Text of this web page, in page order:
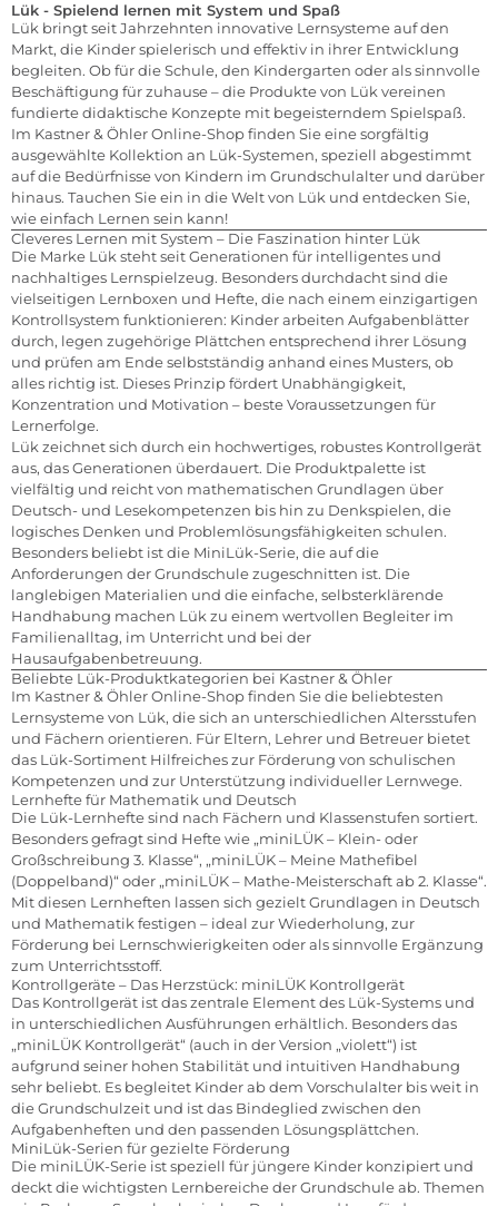
Lük - Spielend lernen mit System und Spaß
Lük bringt seit Jahrzehnten innovative Lernsysteme auf den
Markt, die Kinder spielerisch und effektiv in ihrer Entwicklung
begleiten. Ob für die Schule, den Kindergarten oder als sinnvolle
Beschäftigung für zuhause – die Produkte von Lük vereinen
fundierte didaktische Konzepte mit begeisterndem Spielspaß.
Im Kastner & Öhler Online-Shop finden Sie eine sorgfältig
ausgewählte Kollektion an Lük-Systemen, speziell abgestimmt
auf die Bedürfnisse von Kindern im Grundschulalter und darüber
hinaus. Tauchen Sie ein in die Welt von Lük und entdecken Sie,
wie einfach Lernen sein kann!
Cleveres Lernen mit System – Die Faszination hinter Lük
Die Marke Lük steht seit Generationen für intelligentes und
nachhaltiges Lernspielzeug. Besonders durchdacht sind die
vielseitigen Lernboxen und Hefte, die nach einem einzigartigen
Kontrollsystem funktionieren: Kinder arbeiten Aufgabenblätter
durch, legen zugehörige Plättchen entsprechend ihrer Lösung
und prüfen am Ende selbstständig anhand eines Musters, ob
alles richtig ist. Dieses Prinzip fördert Unabhängigkeit,
Konzentration und Motivation – beste Voraussetzungen für
Lernerfolge.
Lük zeichnet sich durch ein hochwertiges, robustes Kontrollgerät
aus, das Generationen überdauert. Die Produktpalette ist
vielfältig und reicht von mathematischen Grundlagen über
Deutsch- und Lesekompetenzen bis hin zu Denkspielen, die
logisches Denken und Problemlösungsfähigkeiten schulen.
Besonders beliebt ist die MiniLük-Serie, die auf die
Anforderungen der Grundschule zugeschnitten ist. Die
langlebigen Materialien und die einfache, selbsterklärende
Handhabung machen Lük zu einem wertvollen Begleiter im
Familienalltag, im Unterricht und bei der
Hausaufgabenbetreuung.
Beliebte Lük-Produktkategorien bei Kastner & Öhler
Im Kastner & Öhler Online-Shop finden Sie die beliebtesten
Lernsysteme von Lük, die sich an unterschiedlichen Altersstufen
und Fächern orientieren. Für Eltern, Lehrer und Betreuer bietet
das Lük-Sortiment Hilfreiches zur Förderung von schulischen
Kompetenzen und zur Unterstützung individueller Lernwege.
Lernhefte für Mathematik und Deutsch
Die Lük-Lernhefte sind nach Fächern und Klassenstufen sortiert.
Besonders gefragt sind Hefte wie „miniLÜK – Klein- oder
Großschreibung 3. Klasse“, „miniLÜK – Meine Mathefibel
(Doppelband)“ oder „miniLÜK – Mathe-Meisterschaft ab 2. Klasse“.
Mit diesen Lernheften lassen sich gezielt Grundlagen in Deutsch
und Mathematik festigen – ideal zur Wiederholung, zur
Förderung bei Lernschwierigkeiten oder als sinnvolle Ergänzung
zum Unterrichtsstoff.
Kontrollgeräte – Das Herzstück: miniLÜK Kontrollgerät
Das Kontrollgerät ist das zentrale Element des Lük-Systems und
in unterschiedlichen Ausführungen erhältlich. Besonders das
„miniLÜK Kontrollgerät“ (auch in der Version „violett“) ist
aufgrund seiner hohen Stabilität und intuitiven Handhabung
sehr beliebt. Es begleitet Kinder ab dem Vorschulalter bis weit in
die Grundschulzeit und ist das Bindeglied zwischen den
Aufgabenheften und den passenden Lösungsplättchen.
MiniLük-Serien für gezielte Förderung
Die miniLÜK-Serie ist speziell für jüngere Kinder konzipiert und
deckt die wichtigsten Lernbereiche der Grundschule ab. Themen